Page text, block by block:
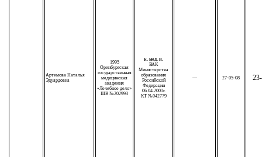
Артемова Наталья
Эдуардовна
1995
Оренбургская
государственная
медицинская
академия
«Лечебное дело»
ШВ №202993
к. мед. н.
ВАК
Министерства
образования
Российской
Федерации
06.04.2001г.
КТ №042779
— 27-05-08